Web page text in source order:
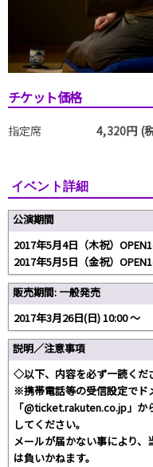
チケット価格
指定席 4,320円 (
イベント詳細
公演期間
2017年5月4日（木祝）
2017年5月5日（金祝）
販売期間: 一般発売
2017年3月26日(日) 10:00 〜
説明／注意事項
◇以下、内容を必ず一読くだ
※携帯電話等の受信設定でド
「@ticket.rakuten.co.jp」
してください。
メールが届かない事により
は負いかねます。